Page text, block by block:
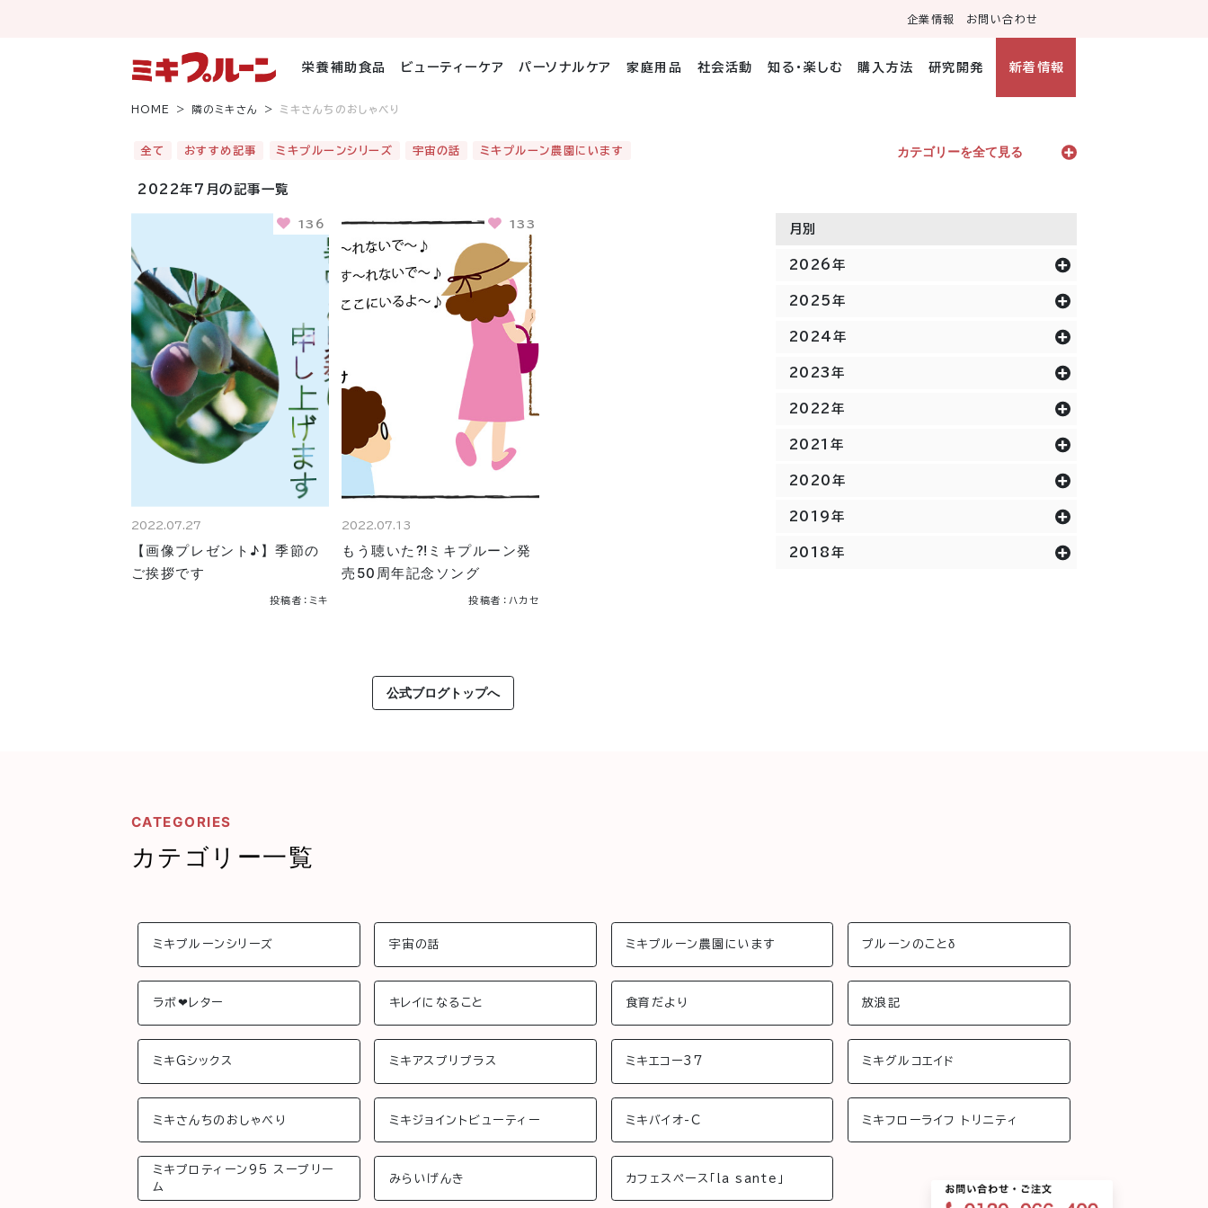
企業情報 お問い合わせ
栄養補助食品 ビューティーケア パーソナルケア 家庭用品 社会活動 知る・楽しむ 購入方法 研究開発 新着情報
HOME 隣のミキさん ミキさんちのおしゃべり
全て おすすめ記事 ミキプルーンシリーズ 宇宙の話 ミキプルーン農園にいます カテゴリーを全て見る
2022年7月の記事一覧
136
2022.07.27
【画像プレゼント♪】季節の
ご挨拶です
投稿者：ミキ
133
2022.07.13
もう聴いた⁈ミキプルーン発
売50周年記念ソング
投稿者：ハカセ
公式ブログトップへ
月別
2026年
2025年
2024年
2023年
2022年
2021年
2020年
2019年
2018年
CATEGORIES
カテゴリー一覧
ミキプルーンシリーズ 宇宙の話 ミキプルーン農園にいます プルーンのことδ
ラボ❤︎レター キレイになること 食育だより 放浪記
ミキGシックス ミキアスプリプラス ミキエコー37 ミキグルコエイド
ミキさんちのおしゃべり ミキジョイントビューティー ミキバイオ-C ミキフローライフ トリニティ
ミキプロティーン95 スープリー
ム
みらいげんき カフェスペース「la sante」